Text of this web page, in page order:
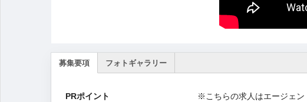
募集要項
テ
フォトギャラリー
PRポイント ※こちらの求人はエージェ